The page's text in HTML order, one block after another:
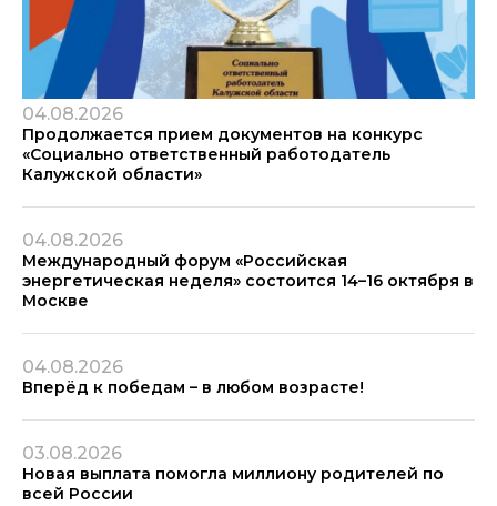
04.08.2026
Продолжается прием документов на конкурс
«Социально ответственный работодатель
Калужской области»
04.08.2026
Международный форум «Российская
энергетическая неделя» состоится 14–16 октября в
Москве
04.08.2026
Вперёд к победам – в любом возрасте!
03.08.2026
Новая выплата помогла миллиону родителей по
всей России